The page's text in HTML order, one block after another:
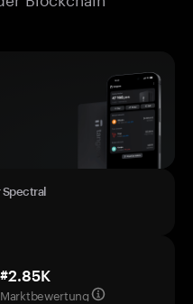
#2.85K
Marktbewertung